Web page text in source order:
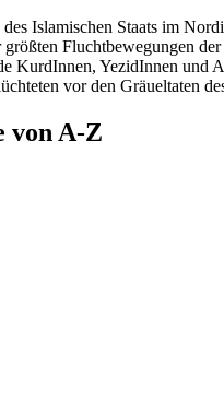
Islamischen Staats im
größten Fluchtbewegungen
KurdInnen, YezidInnen und
vor den Gräueltaten
von A-Z